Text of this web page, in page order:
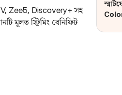
LIV, Zee5, Discovery+ সহ
মূলত স্ট্রিমিং বেনিফিট